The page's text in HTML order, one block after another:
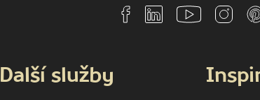
Další služby